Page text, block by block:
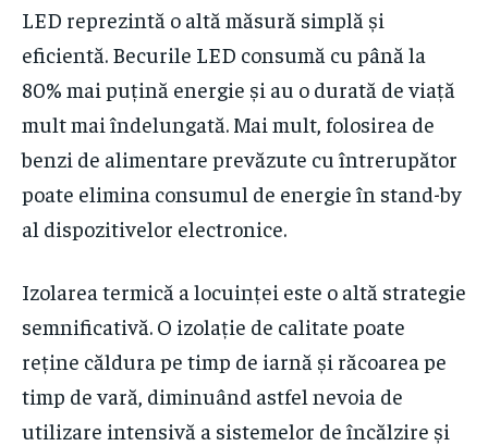
LED reprezintă o altă măsură simplă și
eficientă. Becurile LED consumă cu până la
80% mai puțină energie și au o durată de viață
mult mai îndelungată. Mai mult, folosirea de
benzi de alimentare prevăzute cu întrerupător
poate elimina consumul de energie în stand-by
al dispozitivelor electronice.
Izolarea termică a locuinței este o altă strategie
semnificativă. O izolație de calitate poate
reține căldura pe timp de iarnă și răcoarea pe
timp de vară, diminuând astfel nevoia de
utilizare intensivă a sistemelor de încălzire și